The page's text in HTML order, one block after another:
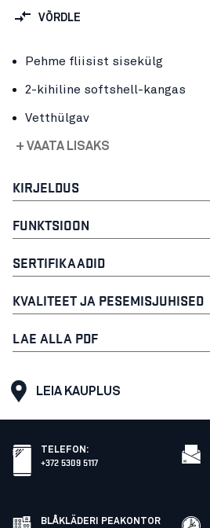
VÕRDLE
Pehme fliisist sisekülg
2-kihiline softshell-kangas
Vetthülgav
+ VAATA LISAKS
KIRJELDUS
FUNKTSIOON
SERTIFIKAADID
KVALITEET JA PESEMISJUHISED
LAE ALLA PDF
LEIA KAUPLUS
TELEFON :
+372 5309 5117
BLÅKLÄDERI PEAKONTOR